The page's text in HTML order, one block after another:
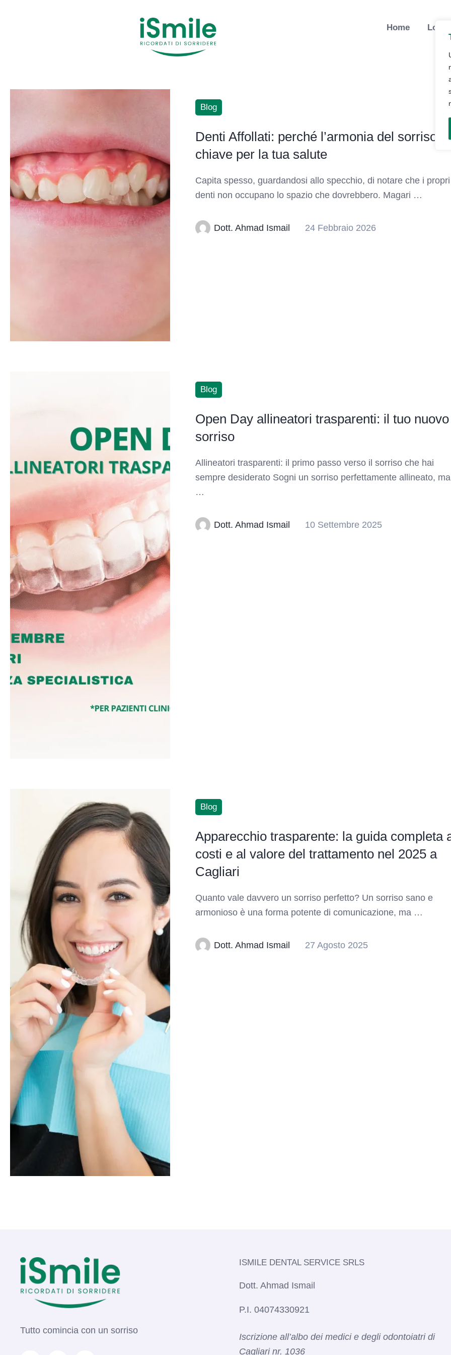
Home Lo
Blog
Denti Affollati: perché l’armonia del sorriso è
chiave per la tua salute
Capita spesso, guardandosi allo specchio, di notare che i propri
denti non occupano lo spazio che dovrebbero. Magari …
Dott. Ahmad Ismail 24 Febbraio 2026
Blog
Open Day allineatori trasparenti: il tuo nuovo
sorriso
Allineatori trasparenti: il primo passo verso il sorriso che hai
sempre desiderato Sogni un sorriso perfettamente allineato, ma
…
Dott. Ahmad Ismail 10 Settembre 2025
Blog
Apparecchio trasparente: la guida completa
costi e al valore del trattamento nel 2025 a
Cagliari
Quanto vale davvero un sorriso perfetto? Un sorriso sano e
armonioso è una forma potente di comunicazione, ma …
Dott. Ahmad Ismail 27 Agosto 2025
Tutto comincia con un sorriso
ISMILE DENTAL SERVICE SRLS​
Dott. Ahmad Ismail
P.I. 04074330921
Iscrizione all’albo dei medici e degli odontoiatri di
Cagliari nr. 1036​